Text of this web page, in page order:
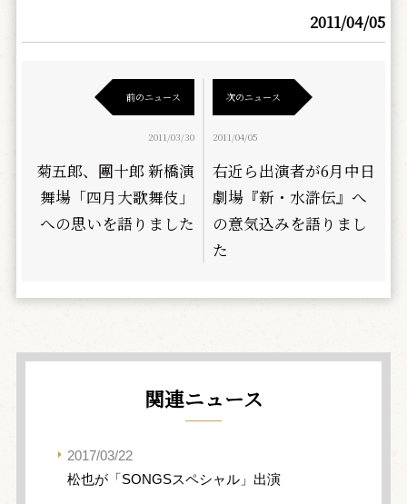
2011/04/05
前のニュース
2011/03/30
菊五郎、團十郎 新橋演
舞場「四月大歌舞伎」
への思いを語りました
次のニュース
2011/04/05
右近ら出演者が6月中日
劇場『新・水滸伝』へ
の意気込みを語りまし
た
関連ニュース
2017/03/22
松也が「SONGSスペシャル」出演